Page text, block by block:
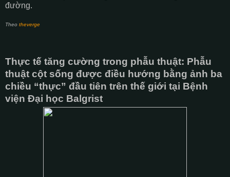
đường.
Theo theverge
Thực tế tăng cường trong phẫu thuật: Phẫu
thuật cột sống được điều hướng bằng ảnh ba
chiều “thực” đầu tiên trên thế giới tại Bệnh
viện Đại học Balgrist